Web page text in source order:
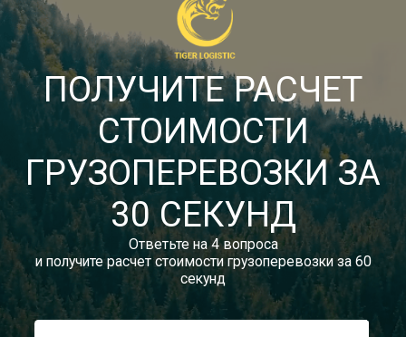
8 (800) 533-86-05
Звонок по России бесплатный
autotransport24@yandex.ru
Заказать звонок
Тарифы
Отзывы
Статьи
Новости
Документы
Контакты
ПОЛУЧИТЕ РАСЧЕТ
СТОИМОСТИ
ГРУЗОПЕРЕВОЗКИ ЗА
30 СЕКУНД
Ответьте на 4 вопроса
и получите расчет стоимости грузоперевозки за 60
секунд